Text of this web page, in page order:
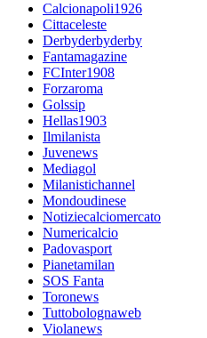
Calcionapoli1926
Cittaceleste
Derbyderbyderby
Fantamagazine
FCInter1908
Forzaroma
Golssip
Hellas1903
Ilmilanista
Juvenews
Mediagol
Milanistichannel
Mondoudinese
Notiziecalciomercato
Numericalcio
Padovasport
Pianetamilan
SOS Fanta
Toronews
Tuttobolognaweb
Violanews